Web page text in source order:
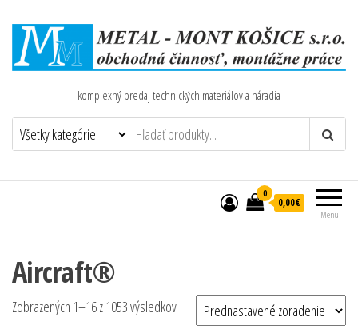
komplexný predaj technických materiálov a náradia
Menu
0
0,00€
Aircraft®
Zobrazených 1–16 z 1053 výsledkov